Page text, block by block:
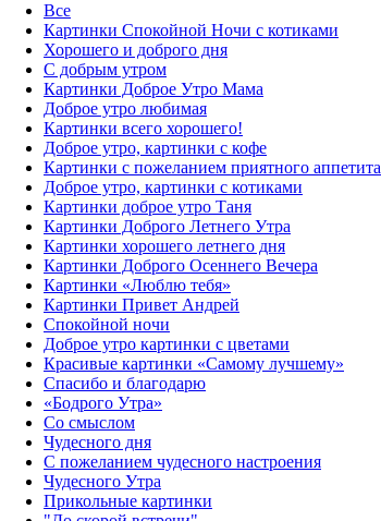
Все
Картинки Спокойной Ночи с котиками
Хорошего и доброго дня
С добрым утром
Картинки Доброе Утро Мама
Доброе утро любимая
Картинки всего хорошего!
Доброе утро, картинки с кофе
Картинки с пожеланием приятного аппетита
Доброе утро, картинки с котиками
Картинки доброе утро Таня
Картинки Доброго Летнего Утра
Картинки хорошего летнего дня
Картинки Доброго Осеннего Вечера
Картинки «Люблю тебя»
Картинки Привет Андрей
Спокойной ночи
Доброе утро картинки с цветами
Красивые картинки «Самому лучшему»
Спасибо и благодарю
«‎Бодрого Утра»‎
Со смыслом
Чудесного дня
С пожеланием чудесного настроения
Чудесного Утра
Прикольные картинки